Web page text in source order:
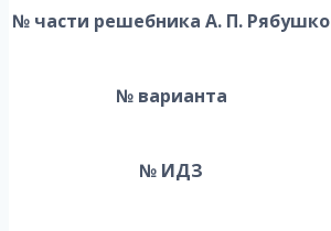
№ части решебника А. П. Рябушко
№ варианта
№ ИДЗ